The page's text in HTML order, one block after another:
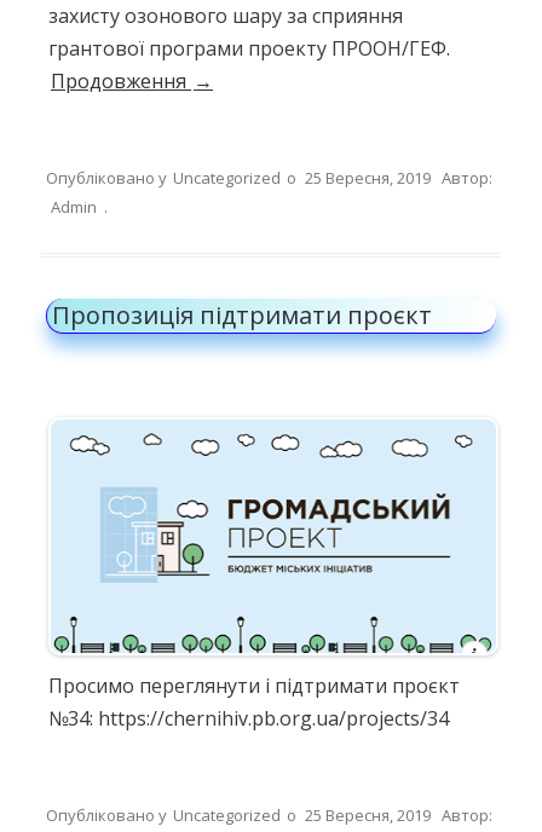
захисту озонового шару за сприяння
грантової програми проекту ПРООН/ГЕФ.
Продовження →
Опубліковано у Uncategorized о 25 Вересня, 2019 Автор:
Admin .
Пропозиція підтримати проєкт
Просимо переглянути і підтримати проєкт
№34: https://chernihiv.pb.org.ua/projects/34
Опубліковано у Uncategorized о 25 Вересня, 2019 Автор: